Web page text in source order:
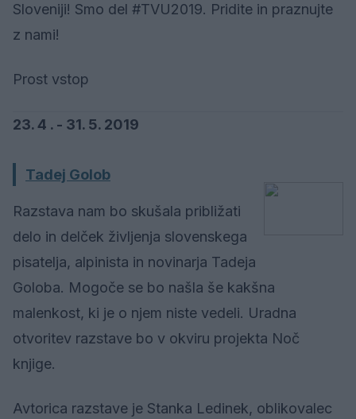
Sloveniji! Smo del #TVU2019. Pridite in praznujte
z nami!
Prost vstop
23. 4 . - 31. 5. 2019
Tadej Golob
Razstava nam bo skušala približati
delo in delček življenja slovenskega
pisatelja, alpinista in novinarja Tadeja
Goloba. Mogoče se bo našla še kakšna
malenkost, ki je o njem niste vedeli. Uradna
otvoritev razstave bo v okviru projekta Noč
knjige.
Avtorica razstave je Stanka Ledinek, oblikovalec